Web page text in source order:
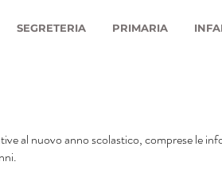
SEGRETERIA PRIMARIA
al nuovo anno scolastico, comprese le